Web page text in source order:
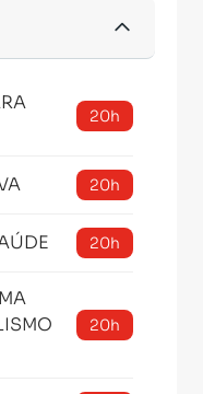
20h
20h
20h
20h